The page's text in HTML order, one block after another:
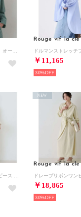
Rouge vif la cle
￥11,165
30%
Rouge vif la cle
￥18,865
NEW
30%